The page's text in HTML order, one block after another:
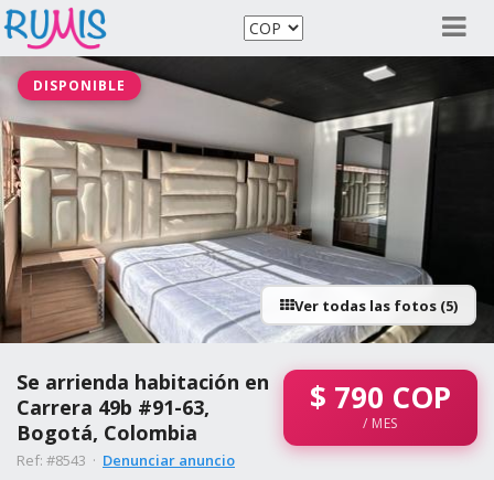
DISPONIBLE
Ver todas las fotos (5)
Se arrienda habitación en
Carrera 49b #91-63,
Bogotá, Colombia
Ref: #8543 · Denunciar anuncio
$ 790 COP
/ MES